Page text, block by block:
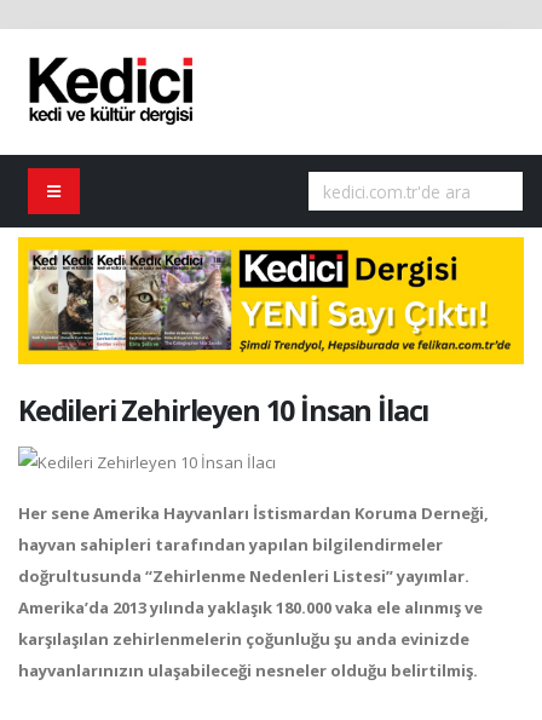
Kedileri Zehirleyen 10 İnsan İlacı
Her sene Amerika Hayvanları İstismardan Koruma Derneği,
hayvan sahipleri tarafından yapılan bilgilendirmeler
doğrultusunda “Zehirlenme Nedenleri Listesi” yayımlar.
Amerika’da 2013 yılında yaklaşık 180.000 vaka ele alınmış ve
karşılaşılan zehirlenmelerin çoğunluğu şu anda evinizde
hayvanlarınızın ulaşabileceği nesneler olduğu belirtilmiş.